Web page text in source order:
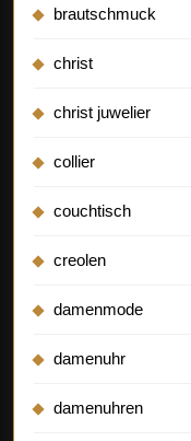
brautschmuck
christ
christ juwelier
collier
couchtisch
creolen
damenmode
damenuhr
damenuhren